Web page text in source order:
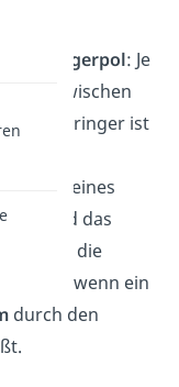
Erregerpol: Je
zwischen
geringer ist
: Im Falle eines
, wird das
damit die
stärker, wenn ein
durch den